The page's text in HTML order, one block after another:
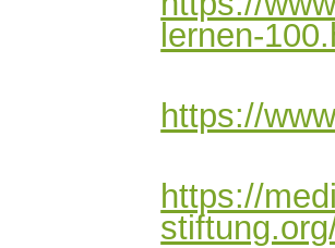
lernen-
https://
https://